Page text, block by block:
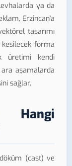
ya da
Erzincan'a
tasarımı
kesilecek forma
üretimi kendi
ara aşamalarda
sağlar.
Hangi
(cast) ve